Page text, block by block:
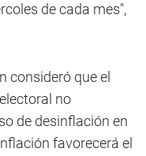
de cada mes",
consideró que el
no
de desinflación en
favorecerá el